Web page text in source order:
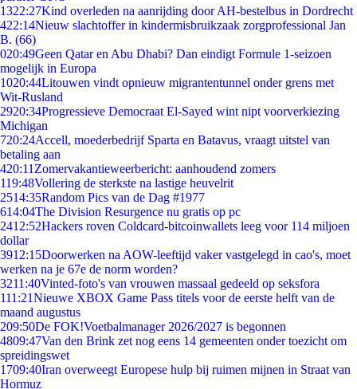
1322:27Kind overleden na aanrijding door AH-bestelbus in Dordrecht
422:14Nieuw slachtoffer in kindermisbruikzaak zorgprofessional Jan
B. (66)
020:49Geen Qatar en Abu Dhabi? Dan eindigt Formule 1-seizoen
mogelijk in Europa
1020:44Litouwen vindt opnieuw migrantentunnel onder grens met
Wit-Rusland
2920:34Progressieve Democraat El-Sayed wint nipt voorverkiezing
Michigan
720:24Accell, moederbedrijf Sparta en Batavus, vraagt uitstel van
betaling aan
420:11 Zomervakantieweerbericht: aanhoudend zomers
119:48Vollering de sterkste na lastige heuvelrit
2514:35Random Pics van de Dag #1977
614:04The Division Resurgence nu gratis op pc
2412:52Hackers roven Coldcard-bitcoinwallets leeg voor 114 miljoen
dollar
3912:15Doorwerken na AOW-leeftijd vaker vastgelegd in cao's, moet
werken na je 67e de norm worden?
3211:40Vinted-foto's van vrouwen massaal gedeeld op seksfora
111:21Nieuwe XBOX Game Pass titels voor de eerste helft van de
maand augustus
209:50De FOK!Voetbalmanager 2026/2027 is begonnen
4809:47Van den Brink zet nog eens 14 gemeenten onder toezicht om
spreidingswet
1709:40Iran overweegt Europese hulp bij ruimen mijnen in Straat van
Hormuz